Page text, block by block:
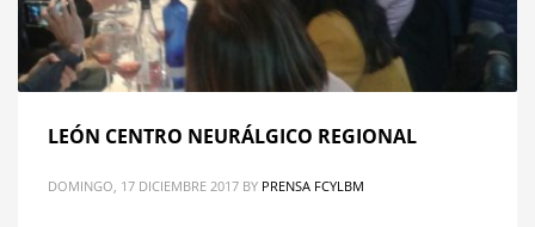
LEÓN CENTRO NEURÁLGICO REGIONAL
DOMINGO, 17 DICIEMBRE 2017 BY PRENSA FCYLBM